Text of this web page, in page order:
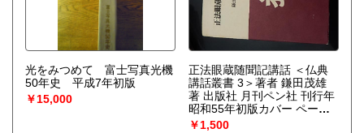
子 兵事係：沢村いき雄
光をみつめて 富士写真光機
50年史 平成7年初版
￥15,000
正法眼蔵随聞記講話 ＜仏典
講話叢書 3＞著者 鎌田茂雄
著 出版社 月刊ペン社 刊行年
昭和55年初版カバー ページ
数 308p
￥1,500